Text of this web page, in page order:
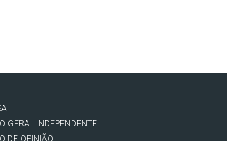
GERAL INDEPENDENTE
DE OPINIÃO